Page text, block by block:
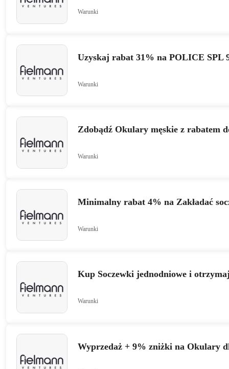
Warunki
Uzyskaj rabat 31% na POLICE SPL
Warunki
Zdobądź Okulary męskie z rabatem
Warunki
Minimalny rabat 4% na Zakładać
Warunki
Kup Soczewki jednodniowe i
Warunki
Wyprzedaż + 9% zniżki na Okulary